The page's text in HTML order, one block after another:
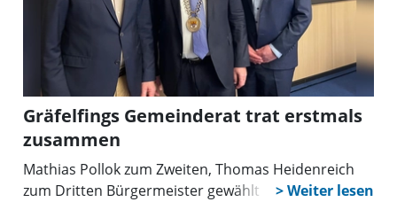
Gräfelfings Gemeinderat trat erstmals
zusammen
Mathias Pollok zum Zweiten, Thomas Heidenreich
zum Dritten Bürgermeister gewählt